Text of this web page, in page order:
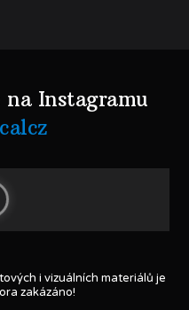
Instagramu
i vizuálních materiálů je
zakázáno!